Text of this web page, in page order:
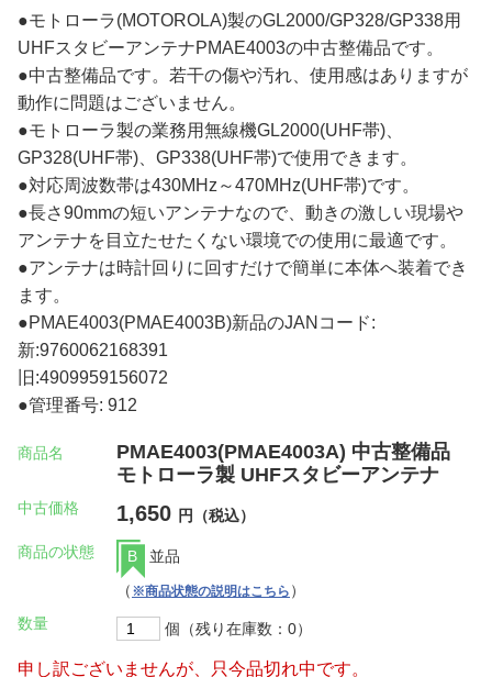
●モトローラ(MOTOROLA)製のGL2000/GP328/GP338用
UHFスタビーアンテナPMAE4003の中古整備品です。
●中古整備品です。若干の傷や汚れ、使用感はありますが
動作に問題はございません。
●モトローラ製の業務用無線機GL2000(UHF帯)、
GP328(UHF帯)、GP338(UHF帯)で使用できます。
●対応周波数帯は430MHz～470MHz(UHF帯)です。
●長さ90mmの短いアンテナなので、動きの激しい現場や
アンテナを目立たせたくない環境での使用に最適です。
●アンテナは時計回りに回すだけで簡単に本体へ装着でき
ます。
●PMAE4003(PMAE4003B)新品のJANコード:
新:9760062168391
旧:4909959156072
●管理番号: 912
商品名
PMAE4003(PMAE4003A) 中古整備品
モトローラ製 UHFスタビーアンテナ
中古価格 1,650 円（税込）
商品の状態 B
並品
（ ※商品状態の説明はこちら ）
数量
個（残り在庫数：0）
申し訳ございませんが、只今品切れ中です。